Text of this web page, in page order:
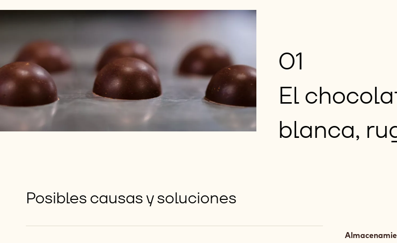
01
El
blanca,
Posibles causas y soluciones